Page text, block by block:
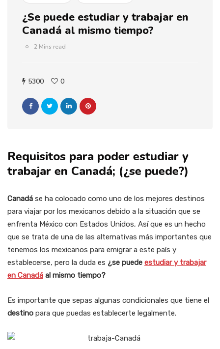
¿Se puede estudiar y trabajar en
Canadá al mismo tiempo?
2 Mins read
5300 0
Requisitos para poder estudiar y
trabajar en Canadá; (¿se puede?)
Canadá se ha colocado como uno de los mejores destinos
para viajar por los mexicanos debido a la situación que se
enfrenta México con Estados Unidos, Así que es un hecho
que se trata de una de las alternativas más importantes que
tenemos los mexicanos para emigrar a este país y
establecerse, pero la duda es ¿se puede estudiar y trabajar
en Canadá al mismo tiempo?
Es importante que sepas algunas condicionales que tiene el
destino para que puedas establecerte legalmente.